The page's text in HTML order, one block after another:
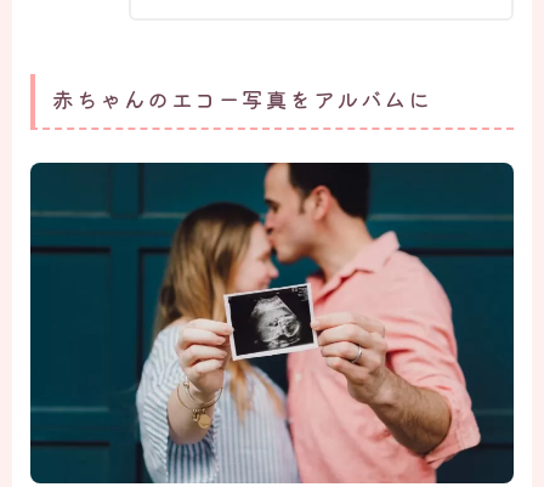
赤ちゃんのエコー写真をアルバムに